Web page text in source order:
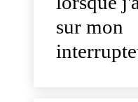
sur mon